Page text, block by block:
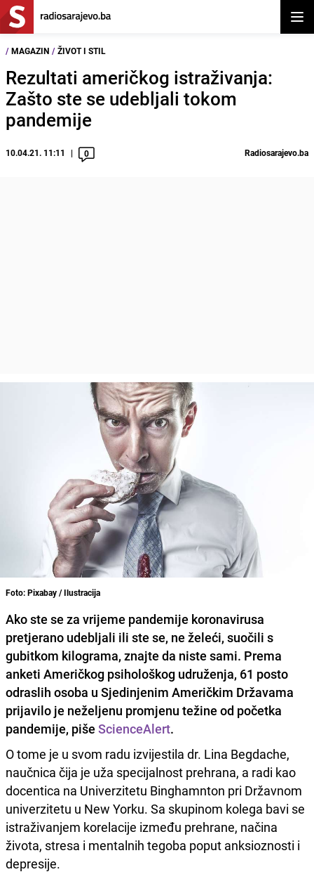
/ MAGAZIN / ŽIVOT I STIL
Rezultati američkog istraživanja:
Zašto ste se udebljali tokom
pandemije
10.04.21. 11:11 0 Radiosarajevo.ba
Foto: Pixabay / Ilustracija
Ako ste se za vrijeme pandemije koronavirusa
pretjerano udebljali ili ste se, ne želeći, suočili s
gubitkom kilograma, znajte da niste sami. Prema
anketi Američkog psihološkog udruženja, 61 posto
odraslih osoba u Sjedinjenim Američkim Državama
prijavilo je neželjenu promjenu težine od početka
pandemije, piše ScienceAlert.
O tome je u svom radu izvijestila dr. Lina Begdache,
naučnica čija je uža specijalnost prehrana, a radi kao
docentica na Univerzitetu Binghamnton pri Državnom
univerzitetu u New Yorku. Sa skupinom kolega bavi se
istraživanjem korelacije između prehrane, načina
života, stresa i mentalnih tegoba poput anksioznosti i
depresije.